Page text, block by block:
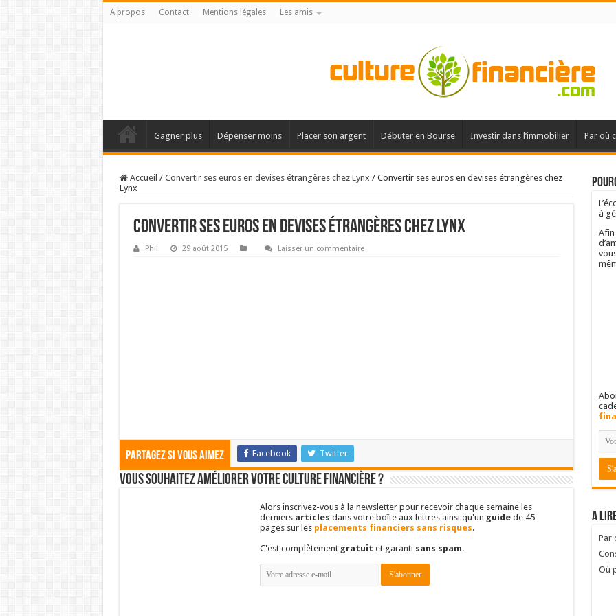
A propos Contact Mentions légales Les amis
Gagner plus Dépenser moins Placer son argent Débuter en Bourse Investir dans l’immobilier Par où
Accueil / Convertir ses euros en devises étrangères chez Lynx / Convertir ses euros en devises étrangères chez
Lynx
Convertir ses euros en devises étrangères chez Lynx
Phil 29 août 2015 Laisser un commentaire
Partagez si vous aimez Facebook Twitter
Vous souhaitez améliorer votre culture financière ?
Alors inscrivez-vous à la newsletter pour recevoir chaque semaine les
derniers articles dans votre boîte aux lettres ainsi qu'un guidede 45
pages sur les placements financiers sans risques.
C'est complètement gratuit et garanti sans spam.
à
Afin
A
Par
Où